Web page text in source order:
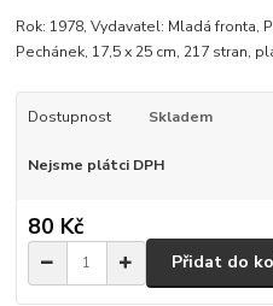
Rok: 1978, Vydavatel: Mladá fronta,
Pechánek, 17,5 x 25 cm, 217 stran,
Dostupnost Skladem
Nejsme plátci DPH
80 Kč
Přidat do